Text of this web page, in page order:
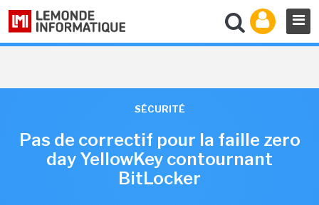
SÉCURITÉ
Pas de correctif pour la faille zero
day YellowKey contournant
BitLocker